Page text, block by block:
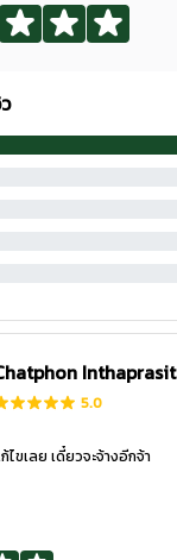
Inthaprasit
5.0
ไขเลย เดี๋ยวจะจ้างอีกจ้า